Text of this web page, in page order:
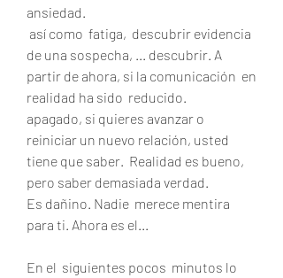
ansiedad.
de una sospecha, ... descubrir. A
partir de ahora, si la comunicación  en
realidad ha sido  reducido.
apagado, si quieres avanzar o
reiniciar un nuevo relación, usted
tiene que saber.  Realidad es bueno,
pero saber demasiada verdad.
Es dañino. Nadie  merece mentira
para ti. Ahora es el...
En el  siguientes pocos  minutos lo